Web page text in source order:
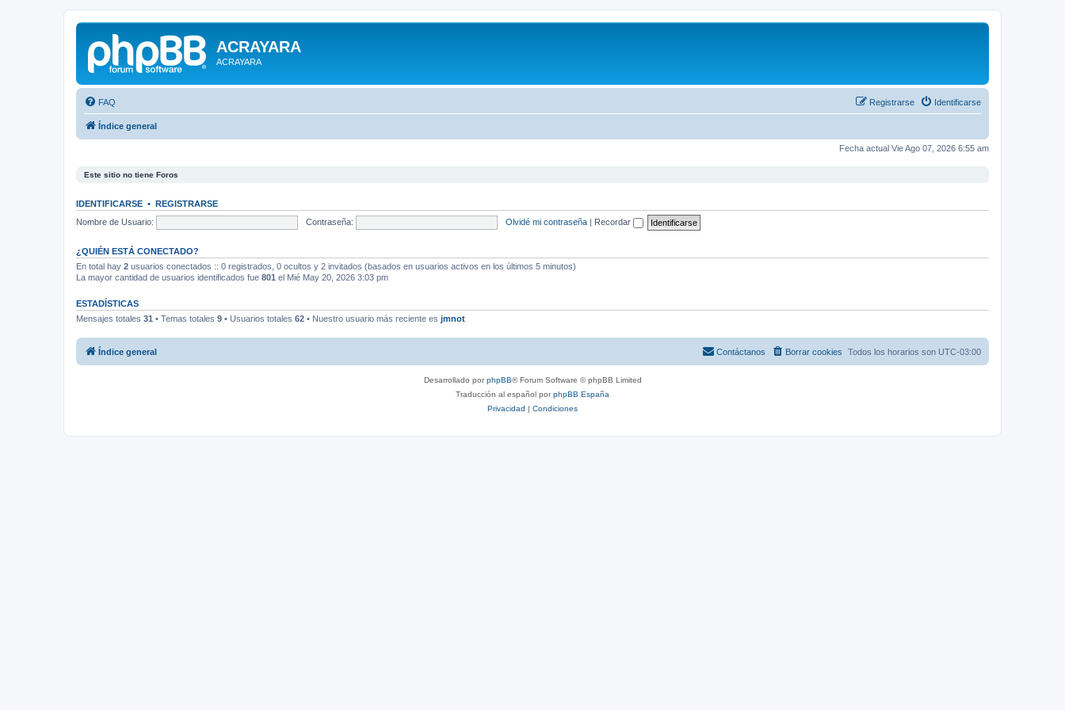
ACRAYARA
ACRAYARA
FAQ Identificarse
Registrarse
Índice general
Fecha actual Vie Ago 07, 2026 6:55 am
Este sitio no tiene Foros
IDENTIFICARSE • REGISTRARSE
Nombre de Usuario:
Contraseña: Olvidé mi contraseña | Recordar
¿QUIÉN ESTÁ CONECTADO?
En total hay 2 usuarios conectados :: 0 registrados, 0 ocultos y 2 invitados (basados en usuarios activos en los últimos 5 minutos)
La mayor cantidad de usuarios identificados fue 801 el Mié May 20, 2026 3:03 pm
ESTADÍSTICAS
Mensajes totales 31 • Temas totales 9 • Usuarios totales 62 • Nuestro usuario más reciente es jmnot
Índice general Todos los horarios son UTC-03:00
Borrar cookies
Contáctanos
Desarrollado porphpBB® Forum Software © phpBB Limited
Traducción al español porphpBB España
Privacidad | Condiciones